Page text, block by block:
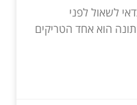
לשאול לפני
הוא אחד הטריקים